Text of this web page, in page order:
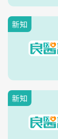
新知
新知